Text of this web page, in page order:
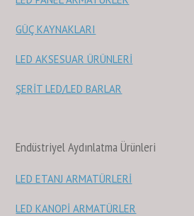
GÜÇ KAYNAKLARI
LED AKSESUAR ÜRÜNLERİ
ŞERİT LED/LED BARLAR
Endüstriyel Aydınlatma Ürünleri
LED ETANJ ARMATÜRLERİ
LED KANOPİ ARMATÜRLER